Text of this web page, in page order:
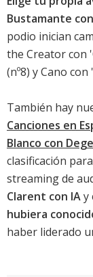
Bustamante
podio inician
the Creator con
(nº8) y Cano
También hay
Canciones en
Blanco con
clasificación
streaming de
Clarent con IAy
hubiera
haber liderado